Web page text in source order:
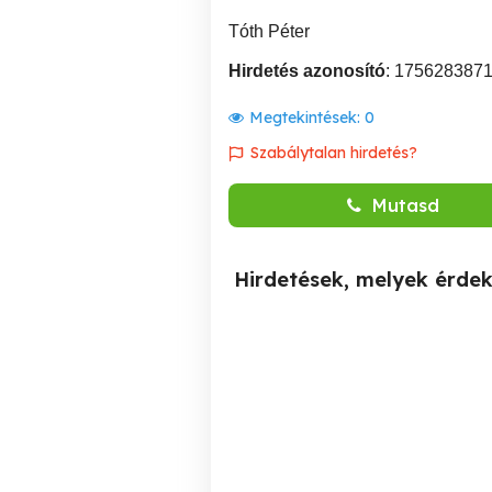
Tóth Péter
Hirdetés azonosító: 1756283871
Megtekintések: 0
Szabálytalan hirdetés?
Mutasd
Hirdetések, melyek